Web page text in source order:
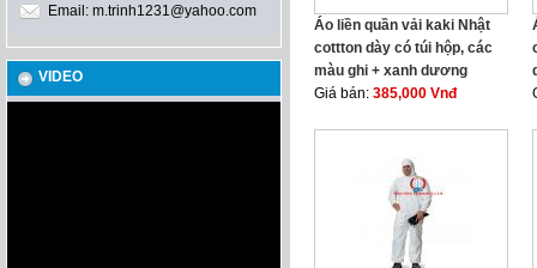
Email: m.trinh1231@yahoo.com
VIDEO
Áo liền quần vải kaki Nhật
cottton dày có túi hộp, các
màu ghi + xanh dương
Giá bán: 385,000 Vnđ